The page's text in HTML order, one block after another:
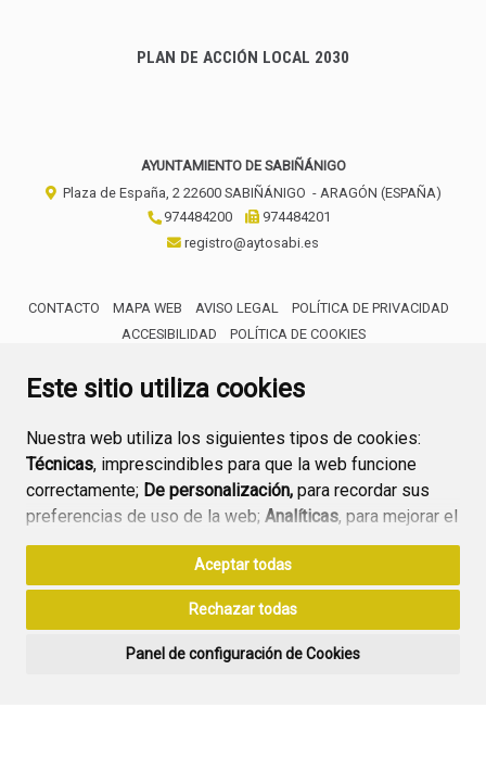
Este sitio utiliza cookies
Nuestra web utiliza los siguientes tipos de cookies:
Técnicas, imprescindibles para que la web funcione
correctamente; De personalización, para recordar sus
preferencias de uso de la web; Analíticas, para mejorar el
funcionamiento de la web y sus servicios.
Si acepta pulsando el botón“Aceptar todas”
consideramos que acepta su uso. Si pulsa el botón
ninguna acción, se guardarán las cookies técnicas
Aceptar todas
Rechazar todas
Panel de configuración de Cookies
PLAN DE ACCIÓN LOCAL 2030
AYUNTAMIENTO DE SABIÑÁNIGO
Plaza de España, 2 22600 SABIÑÁNIGO - ARAGÓN (ESPAÑA)
974484200
974484201
registro@aytosabi.es
CONTACTO MAPA WEB AVISO LEGAL
POLÍTICA DE PRIVACIDAD
ACCESIBILIDAD
POLÍTICA DE COOKIES